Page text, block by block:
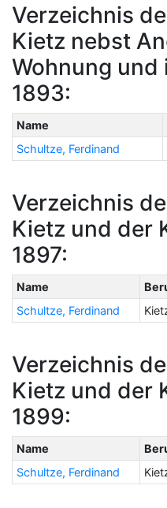
Verzeichnis
Kietz nebst
Wohnung und
1893:
Name
Schultze, Ferdinand
Verzeichnis
Kietz und der
1897:
Name
Schultze, Ferdinand
Verzeichnis
Kietz und der
1899:
Name
Schultze, Ferdinand